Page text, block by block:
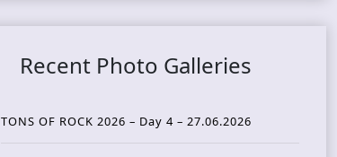
Recent Photo Galleries
TONS OF ROCK 2026 – Day 4 – 27.06.2026